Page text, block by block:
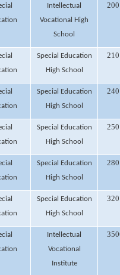
Intellectual
Vocational High
School
Special Education
High School
Special Education
High School
Special Education
High School
Special Education
High School
Special Education
High School
Intellectual
Vocational
Institute